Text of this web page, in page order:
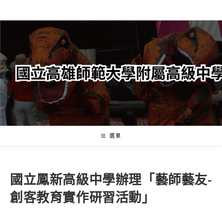
轉
要
內
容
選單
國立鳳新高級中學辦理「藝師藝友-
創客教育實作研習活動」